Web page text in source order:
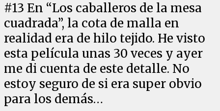
#13 En “Los caballeros de la mesa
cuadrada”, la cota de malla en
realidad era de hilo tejido. He visto
esta película unas 30 veces y ayer
me di cuenta de este detalle. No
estoy seguro de si era super obvio
para los demás…